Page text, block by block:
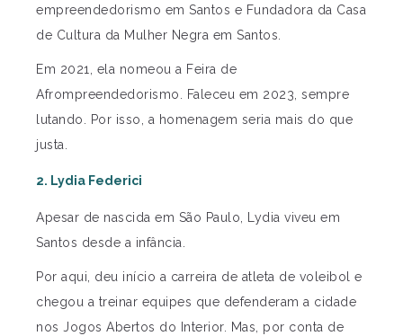
empreendedorismo em Santos e Fundadora da Casa
de Cultura da Mulher Negra em Santos.
Em 2021, ela nomeou a Feira de
Afrompreendedorismo. Faleceu em 2023, sempre
lutando. Por isso, a homenagem seria mais do que
justa.
2. Lydia Federici
Apesar de nascida em São Paulo, Lydia viveu em
Santos desde a infância.
Por aqui, deu início a carreira de atleta de voleibol e
chegou a treinar equipes que defenderam a cidade
nos Jogos Abertos do Interior. Mas, por conta de